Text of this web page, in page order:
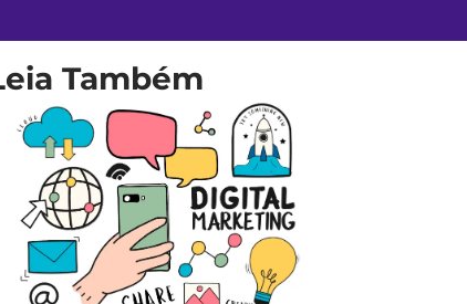
Também